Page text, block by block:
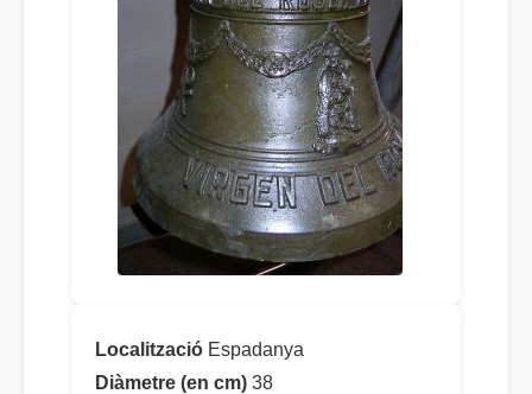
Localització Espadanya
Diàmetre (en cm) 38